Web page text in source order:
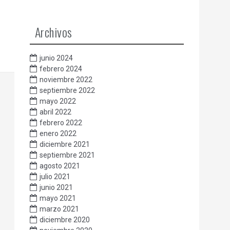
Archivos
junio 2024
febrero 2024
noviembre 2022
septiembre 2022
mayo 2022
abril 2022
febrero 2022
enero 2022
diciembre 2021
septiembre 2021
agosto 2021
julio 2021
junio 2021
mayo 2021
marzo 2021
diciembre 2020